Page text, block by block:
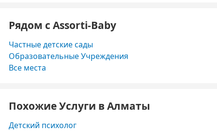
Рядом с Assorti-Baby
Частные детские сады
Образовательные Учреждения
Все места
Похожие Услуги в Алматы
Детский психолог